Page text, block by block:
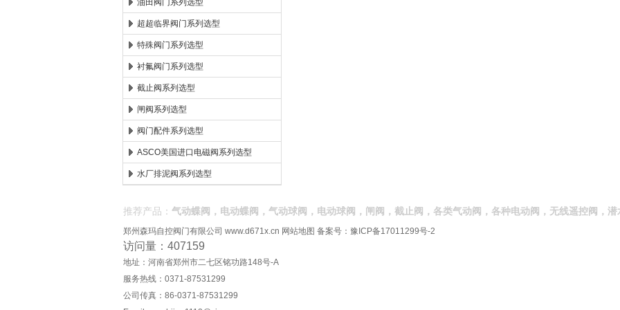
油田阀门系列选型
超超临界阀门系列选型
特殊阀门系列选型
衬氟阀门系列选型
截止阀系列选型
闸阀系列选型
阀门配件系列选型
ASCO美国进口电磁阀系列选型
水厂排泥阀系列选型
推荐产品： 气动蝶阀，电动蝶阀，气动球阀，电动球阀，闸阀，截止阀，各类气动阀，各种电动阀，无线遥控阀，
郑州森玛自控阀门有限公司 www.d671x.cn 网站地图 备案号： 豫ICP备17011299号-2
访问量：407159
地址：河南省郑州市二七区铭功路148号-A
服务热线：0371-87531299
公司传真：86-0371-87531299